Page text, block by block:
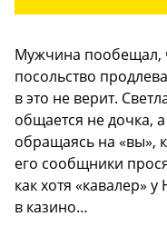
Мужчина пообещал,
посольство
в это не верит.
общается не дочка,
обращаясь на «вы»,
его сообщники
как хотя «кавалер»
в казино…